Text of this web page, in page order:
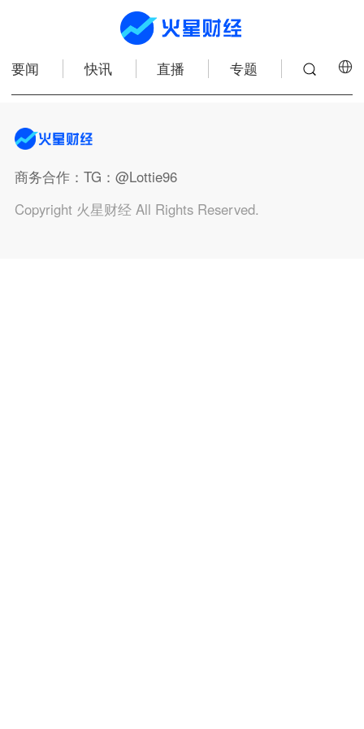
要闻 快讯 直播 专题
商务合作：TG：@Lottie96
Copyright 火星财经 All Rights Reserved.